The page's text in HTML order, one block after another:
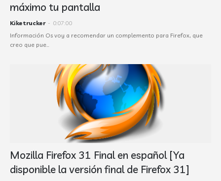
máximo tu pantalla
Kiketrucker - 0:07:00
Información Os voy a recomendar un complemento para Firefox, que
creo que pue…
Mozilla Firefox 31 Final en español [Ya
disponible la versión final de Firefox 31]